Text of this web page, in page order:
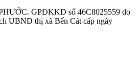
GPĐKKD số 46C8025559 do
UBND thị xã Bến Cát cấp ngày